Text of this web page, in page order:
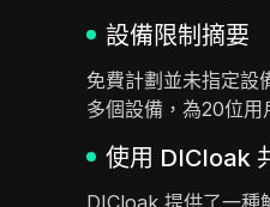
設備限制摘要
免費計劃並未指定設
多個設備，為20位用
使用 DICloak
DICloak 提供了一種